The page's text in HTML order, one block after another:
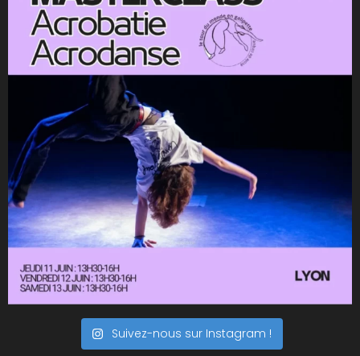
Suivez-nous sur Instagram !